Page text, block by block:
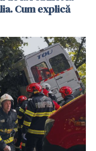
Cum explică